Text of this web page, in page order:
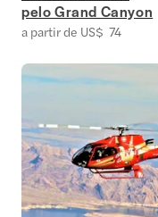
pelo Grand Canyon
a partir de US$ 74